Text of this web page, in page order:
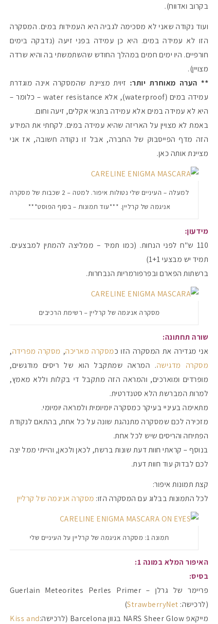
בקרוב ואדווח).
ועוד נקודה שאני לא מסכימה לגביה היא העמידות במים. המסקרה
הזו לא עמידה במים. היא כן עמידה בפני זיעה (נדבקה בימים
חורפיים. היו ימים חמים במהלך החודש שהשתמשתי בה והיא שרדה
מצויין).
** הערה מאוחרת יותר: זיוית מציינת שהמסקרה אינה מוגדרת
עמידה במים (waterproof), אלא water resistance – כלומר –
היא לא עמידה במים אלא עמידה בתנאי אקלים, זיעה וחום.
באמת לא מצויין על האריזה שהיא עמידה במים. לקחתי את המידע
הזה מדף הפייסבוק של החברה, אבל זו נקודה חשובה, אז אני
מציינת אותה כאן.
למעלה – העיניים שלי נטולות איפור. למטה – 2 שכבות של מסקרה
אניגמה של קרליין. ***עוד תמונות – בסוף הפוסט***
מידעון:
110 ש"ח לפני הנחות. (כמו תמיד – ממליצה להמתין למבצעים.
תמיד יש מבצעי 1+1)
ברשתות הפארם ובפרפורמריות הנבחרות.
מסקרה אניגמה של קרליין – רשימת הרכיבים
שורה תחתונה:
אני מגדירה את המסקרה הזו כמסקרה מאריכה, מסקרה מפרידה,
מסקרה מדגישה. המראה שמתקבל הוא של ריסים מודגשים,
מופרדים ומוארכים, והמראה הזה מתקבל די בקלות וללא מאמץ,
למרות המברשת הלא סטנדרטית.
מתאימה בעיניי בעיקר כמסקרה יומיומית ולמראה יומיומי.
מזכירה לכם שמסקרה מתנהגת שונה על כל אחת, בהתאם לנקודת
הפתיחה והריסים שיש לכל אחת.
בנוסף – קראתי חוות דעת שונות ברשת, לכאן ולכאן, והייתי ממל יצה
לכם לבדוק עוד חוות דעת.
קצת תמונות איפור:
לכל התמונות בבלוג עם המסקרה הזו: מסקרה אניגמה של קרליין
תמונה 1: מסקרה אניגמה של קרליין על העיניים שלי
האיפור המלא במונה 1:
בסיס:
פריימר של גרלן – Guerlain Meteorites Perles Primer
(לרכישה: StrawberryNet
)
מייקאפ NARS Sheer Glow בגוון Barcelona (לרכישה:
Kiss and